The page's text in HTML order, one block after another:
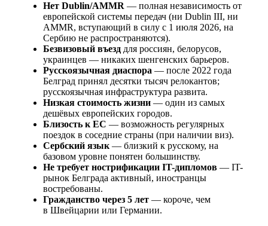
Нет Dublin/AMMR — полная независимость от
европейской системы передач (ни Dublin III, ни
AMMR, вступающий в силу с 1 июля 2026, на
Сербию не распространяются).
Безвизовый въезд для россиян, белорусов,
украинцев — никаких шенгенских барьеров.
Русскоязычная диаспора — после 2022 года
Белград принял десятки тысяч релокантов;
русскоязычная инфраструктура развита.
Низкая стоимость жизни — один из самых
дешёвых европейских городов.
Близость к ЕС — возможность регулярных
поездок в соседние страны (при наличии виз).
Сербский язык — близкий к русскому, на
базовом уровне понятен большинству.
Не требует нострификации IT-дипломов — IT-
рынок Белграда активный, иностранцы
востребованы.
Гражданство через 5 лет — короче, чем
в Швейцарии или Германии.